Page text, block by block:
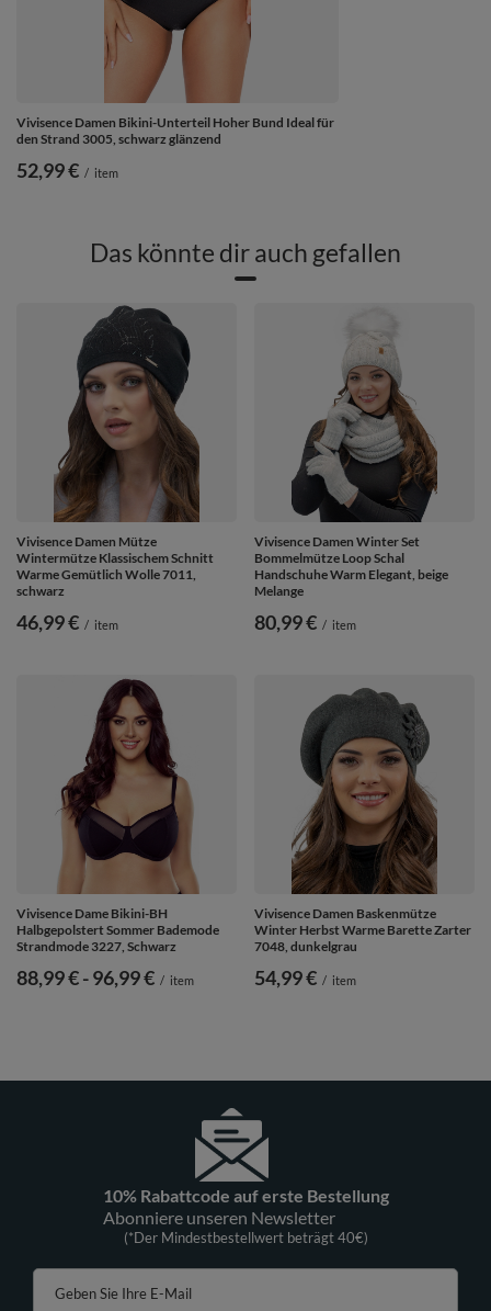
Vivisence Damen Bikini-Unterteil Hoher Bund Ideal für
den Strand 3005, schwarz glänzend
52,99 € / item
Das könnte dir auch gefallen
Vivisence Damen Mütze
Wintermütze Klassischem Schnitt
Warme Gemütlich Wolle 7011,
schwarz
46,99 € / item
Vivisence Damen Winter Set
Bommelmütze Loop Schal
Handschuhe Warm Elegant, beige
Melange
80,99 € / item
Vivisence Dame Bikini-BH
Halbgepolstert Sommer Bademode
Strandmode 3227, Schwarz
ab
88,99 €-bis
96,99 € / item
Vivisence Damen Baskenmütze
Winter Herbst Warme Barette Zarter
7048, dunkelgrau
54,99 € / item
10% Rabattcode auf erste Bestellung
Abonniere unseren Newsletter
(*Der Mindestbestellwert beträgt 40€)
Geben Sie Ihre E-Mail